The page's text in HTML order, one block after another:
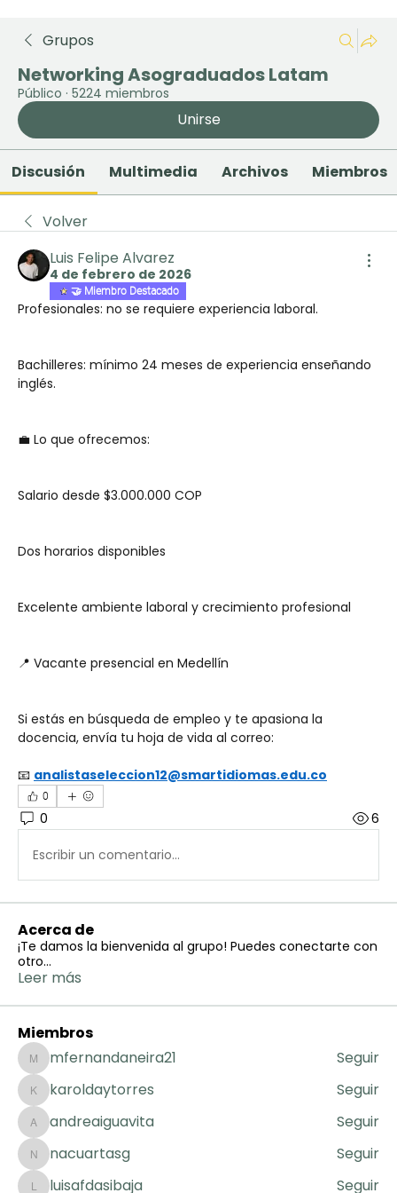
Grupos
Networking Asograduados Latam
Público · 5224 miembros
Unirse
Discusión Multimedia Archivos Miembros
Volver
Luis Felipe Alvarez
4 de febrero de 2026
🤝 Miembro Destacado
Profesionales: no se requiere experiencia laboral.
Bachilleres: mínimo 24 meses de experiencia enseñando
inglés.
💼 Lo que ofrecemos:
Salario desde $3.000.000 COP
Dos horarios disponibles
Excelente ambiente laboral y crecimiento profesional
📍 Vacante presencial en Medellín
Si estás en búsqueda de empleo y te apasiona la
docencia, envía tu hoja de vida al correo:
📧 analistaseleccion12@smartidiomas.edu.co
0
0 6
Escribir un comentario...
Acerca de
¡Te damos la bienvenida al grupo! Puedes conectarte con
otro...
Leer más
Miembros
mfernandaneira21
mfernandaneira21 Seguir
karoldaytorres
karoldaytorres Seguir
andreaiguavita
andreaiguavita Seguir
nacuartasg
nacuartasg Seguir
luisafdasibaja Seguir